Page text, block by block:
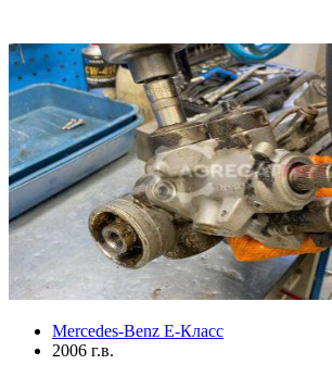
Mercedes-Benz E-Класс
2006 г.в.